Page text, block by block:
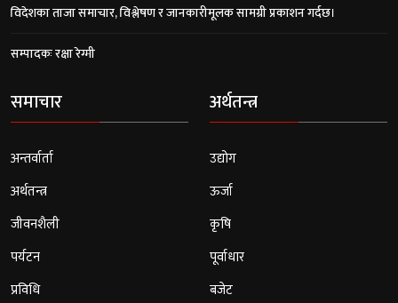
विदेशका ताजा समाचार, विश्लेषण र जानकारीमूलक सामग्री प्रकाशन गर्दछ।
सम्पादकः रक्षा रेग्मी
समाचार
अन्तर्वार्ता
अर्थतन्त्र
जीवनशैली
पर्यटन
प्रविधि
अर्थतन्त्र
उद्योग
ऊर्जा
कृषि
पूर्वाधार
बजेट